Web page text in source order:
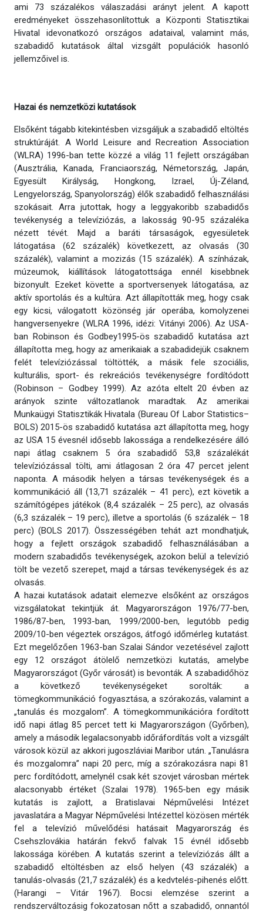
ami 73 százalékos válaszadási arányt jelent. A kapott
eredményeket összehasonlítottuk a Központi Statisztikai
Hivatal idevonatkozó országos adataival, valamint más,
szabadidő kutatások által vizsgált populációk hasonló
jellemzőivel is.
Hazai és nemzetközi kutatások
Elsőként tágabb kitekintésben vizsgáljuk a szabadidő eltöltés
struktúráját. A World Leisure and Recreation Association
(WLRA) 1996-ban tette közzé a világ 11 fejlett országában
(Ausztrália, Kanada, Franciaország, Németország, Japán,
Egyesült Királyság, Hongkong, Izrael, Új-Zéland,
Lengyelország, Spanyolország) élők szabadidő felhasználási
szokásait. Arra jutottak, hogy a leggyakoribb szabadidős
tevékenység a televíziózás, a lakosság 90-95 százaléka
nézett tévét. Majd a baráti társaságok, egyesületek
látogatása (62 százalék) következett, az olvasás (30
százalék), valamint a mozizás (15 százalék). A színházak,
múzeumok, kiállítások látogatottsága ennél kisebbnek
bizonyult. Ezeket követte a sportversenyek látogatása, az
aktív sportolás és a kultúra. Azt állapították meg, hogy csak
egy kicsi, válogatott közönség jár operába, komolyzenei
hangversenyekre (WLRA 1996, idézi: Vitányi 2006). Az USA-
ban Robinson és Godbey1995-ös szabadidő kutatása azt
állapította meg, hogy az amerikaiak a szabadidejük csaknem
felét televíziózással töltötték, a másik fele szociális,
kulturális, sport- és rekreációs tevékenységre fordítódott
(Robinson – Godbey 1999). Az azóta eltelt 20 évben az
arányok szinte változatlanok maradtak. Az amerikai
Munkaügyi Statisztikák Hivatala (Bureau Of Labor Statistics–
BOLS) 2015-ös szabadidő kutatása azt állapította meg, hogy
az USA 15 évesnél idősebb lakossága a rendelkezésére álló
napi átlag csaknem 5 óra szabadidő 53,8 százalékát
televíziózással tölti, ami átlagosan 2 óra 47 percet jelent
naponta. A második helyen a társas tevékenységek és a
kommunikáció áll (13,71 százalék – 41 perc), ezt követik a
számítógépes játékok (8,4 százalék – 25 perc), az olvasás
(6,3 százalék – 19 perc), illetve a sportolás (6 százalék – 18
perc) (BOLS 2017). Összességében tehát azt mondhatjuk,
hogy a fejlett országok szabadidő felhasználásában a
modern szabadidős tevékenységek, azokon belül a televízió
tölt be vezető szerepet, majd a társas tevékenységek és az
olvasás.
A hazai kutatások adatait elemezve elsőként az országos
vizsgálatokat tekintjük át. Magyarországon 1976/77-ben,
1986/87-ben, 1993-ban, 1999/2000-ben, legutóbb pedig
2009/10-ben végeztek országos, átfogó időmérleg kutatást.
Ezt megelőzően 1963-ban Szalai Sándor vezetésével zajlott
egy 12 országot átölelő nemzetközi kutatás, amelybe
Magyarországot (Győr városát) is bevonták. A szabadidőhöz
a következő tevékenységeket sorolták: a
tömegkommunikáció fogyasztása, a szórakozás, valamint a
„tanulás és mozgalom”. A tömegkommunikációra fordított
idő napi átlag 85 percet tett ki Magyarországon (Győrben),
amely a második legalacsonyabb időráfordítás volt a vizsgált
városok közül az akkori jugoszláviai Maribor után. „Tanulásra
és mozgalomra” napi 20 perc, míg a szórakozásra napi 81
perc fordítódott, amelynél csak két szovjet városban mértek
alacsonyabb értéket (Szalai 1978). 1965-ben egy másik
kutatás is zajlott, a Bratislavai Népművelési Intézet
javaslatára a Magyar Népművelési Intézettel közösen mérték
fel a televízió művelődési hatásait Magyarország és
Csehszlovákia határán fekvő falvak 15 évnél idősebb
lakossága körében. A kutatás szerint a televíziózás állt a
szabadidő eltöltésben az első helyen (43 százalék) a
tanulás-olvasás (21,7 százalék) és a kedvtelés-pihenés előtt.
(Harangi – Vitár 1967). Bocsi elemzése szerint a
rendszerváltozásig fokozatosan nőtt a szabadidő, onnantól